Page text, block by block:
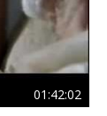
01:42:02